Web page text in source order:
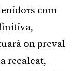
com
on preval
recalcat,